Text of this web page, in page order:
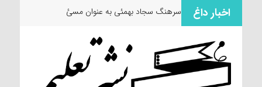
اخبار داغ سرهنگ سجاد بهمئی به عنوان مسئول جدید